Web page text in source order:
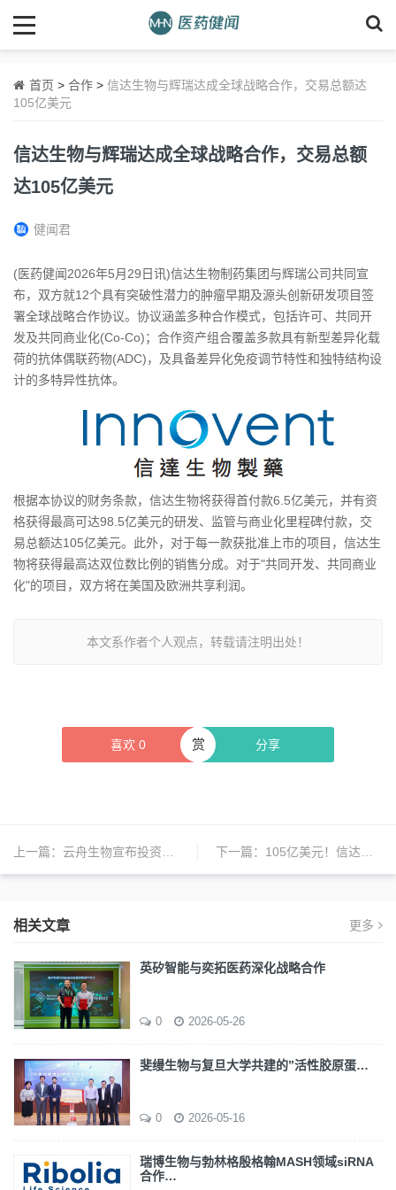
首页 > 合作 > 信达生物与辉瑞达成全球战略合作，交易总额达
105亿美元
信达生物与辉瑞达成全球战略合作，交易总额
达105亿美元
健闻君
(医药健闻2026年5月29日讯)信达生物制药集团与辉瑞公司共同宣
布，双方就12个具有突破性潜力的肿瘤早期及源头创新研发项目签
署全球战略合作协议。协议涵盖多种合作模式，包括许可、共同开
发及共同商业化(Co-Co)；合作资产组合覆盖多款具有新型差异化载
荷的抗体偶联药物(ADC)，及具备差异化免疫调节特性和独特结构设
计的多特异性抗体。
根据本协议的财务条款，信达生物将获得首付款6.5亿美元，并有资
格获得最高可达98.5亿美元的研发、监管与商业化里程碑付款，交
易总额达105亿美元。此外，对于每一款获批准上市的项目，信达生
物将获得最高达双位数比例的销售分成。对于"共同开发、共同商业
化"的项目，双方将在美国及欧洲共享利润。
本文系作者个人观点，转载请注明出处！
喜欢 0 分享
赏
上一篇： 云舟生物宣布投资5000万美元在芝加哥建设先进生物制造与研发中心 下一篇： 105亿美元！信达生物与辉瑞达成全球战略合作；史赛克前高管加入微创医疗；CVS恢复礼来减肥药覆盖 | 日报
相关文章 更多
英矽智能与奕拓医药深化战略合作
0 2026-05-26
斐缦生物与复旦大学共建的”活性胶原蛋…
0 2026-05-16
瑞博生物与勃林格殷格翰MASH领域siRNA
合作…